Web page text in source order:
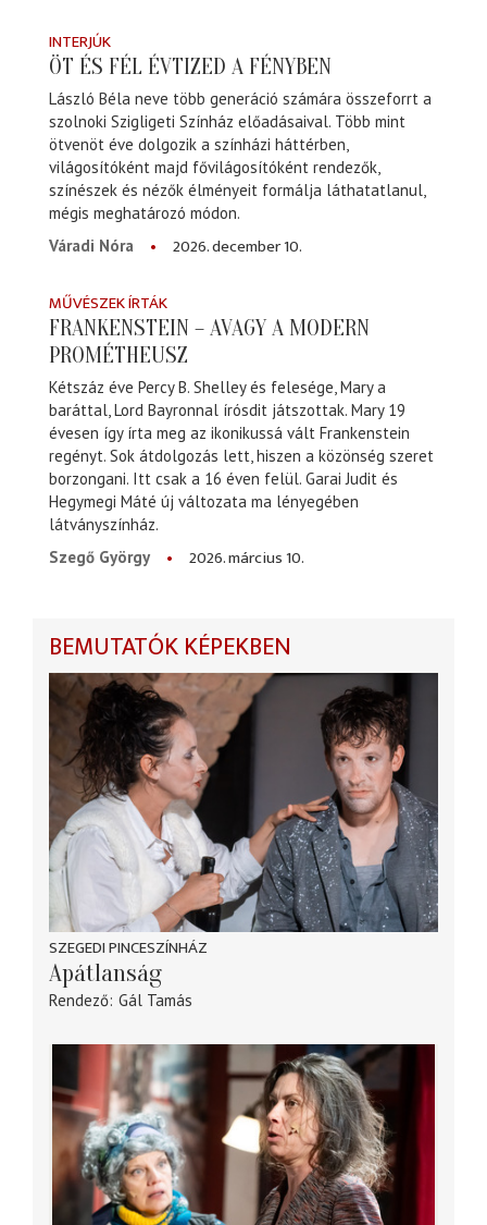
INTERJÚK
ÖT ÉS FÉL ÉVTIZED A FÉNYBEN
László Béla neve több generáció számára összeforrt a
szolnoki Szigligeti Színház előadásaival. Több mint
ötvenöt éve dolgozik a színházi háttérben,
világosítóként majd fővilágosítóként rendezők,
színészek és nézők élményeit formálja láthatatlanul,
mégis meghatározó módon.
Váradi Nóra
2026. december 10.
MŰVÉSZEK ÍRTÁK
FRANKENSTEIN – AVAGY A MODERN
PROMÉTHEUSZ
Kétszáz éve Percy B. Shelley és felesége, Mary a
baráttal, Lord Bayronnal írósdit játszottak. Mary 19
évesen így írta meg az ikonikussá vált Frankenstein
regényt. Sok átdolgozás lett, hiszen a közönség szeret
borzongani. Itt csak a 16 éven felül. Garai Judit és
Hegymegi Máté új változata ma lényegében
látványszínház.
Szegő György
2026. március 10.
BEMUTATÓK KÉPEKBEN
SZEGEDI PINCESZÍNHÁZ
Apátlanság
Rendező Gál Tamás